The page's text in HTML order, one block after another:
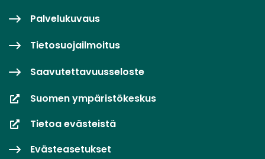
Palvelukuvaus
Tietosuojailmoitus
Saavutettavuusseloste
Suomen ympäristökeskus
Tietoa evästeistä
Evästeasetukset